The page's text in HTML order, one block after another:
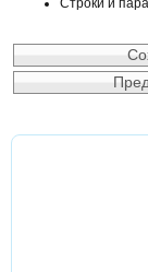
Строки и